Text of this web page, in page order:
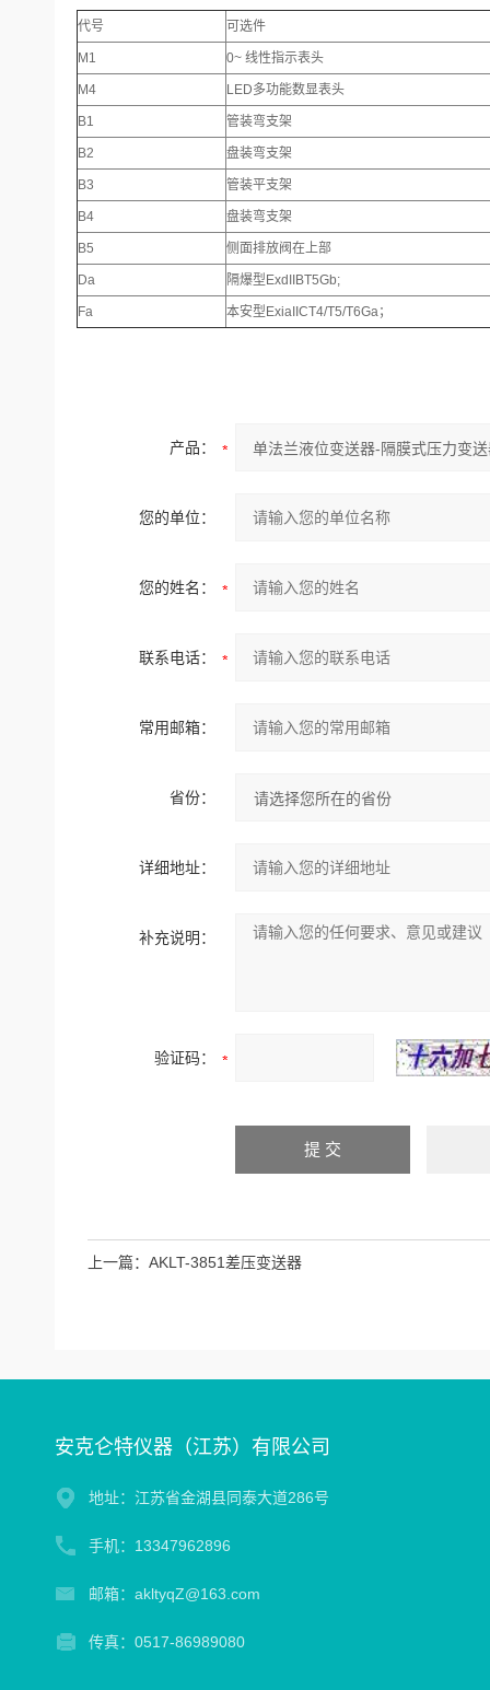
代号 可选件
M1 0~ 线性指示表头
M4 LED多功能数显表头
B1 管装弯支架
B2 盘装弯支架
B3 管装平支架
B4 盘装弯支架
B5 侧面排放阀在上部
Da 隔爆型ExdIIBT5Gb;
Fa 本安型ExiaIICT4/T5/T6Ga；
产品：
您的单位：
您的姓名：
联系电话：
常用邮箱：
省份：
详细地址：
补充说明：
验证码：
上一篇： AKLT-3851差压变送器
安克仑特仪器（江苏）有限公司
地址：江苏省金湖县同泰大道286号
手机：13347962896
邮箱：akltyqZ@163.com
传真：0517-86989080